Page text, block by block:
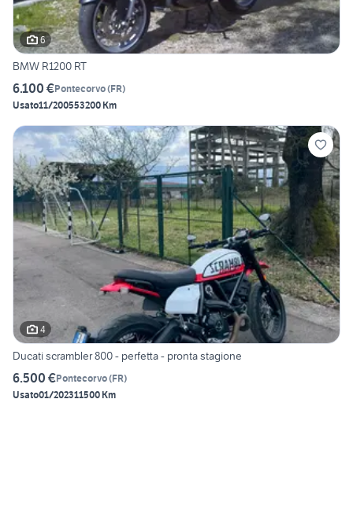
6
BMW R1200 RT
6.100 €Pontecorvo(FR)
Usato11/200553200 Km
4
Ducati scrambler 800 - perfetta - pronta stagione
6.500 €Pontecorvo(FR)
Usato01/202311500 Km